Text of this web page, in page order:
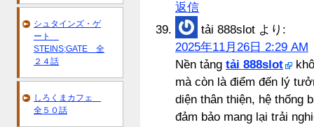
返信
tải 888slot より:
2025年11月26日 2:29 AM
Nền tảng tải 888slot
mà còn là điểm đến lý
diện thân thiện, hệ thống
đảm bảo mang lại trải
シュタインズ・ゲ
ート
STEINS;GATE 全
２４話
しろくまカフェ
全５０話